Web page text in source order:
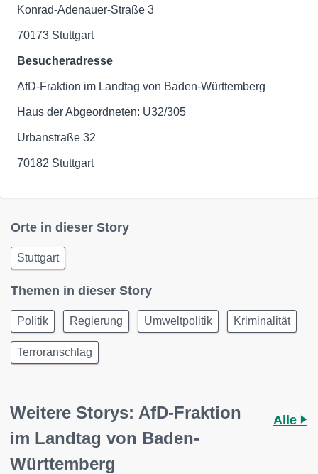
Konrad-Adenauer-Straße 3
70173 Stuttgart
Besucheradresse
AfD-Fraktion im Landtag von Baden-Württemberg
Haus der Abgeordneten: U32/305
Urbanstraße 32
70182 Stuttgart
Orte in dieser Story
Stuttgart
Themen in dieser Story
Politik Regierung Umweltpolitik Kriminalität
Terroranschlag
Weitere Storys: AfD-Fraktion
im Landtag von Baden-
Württemberg
Alle